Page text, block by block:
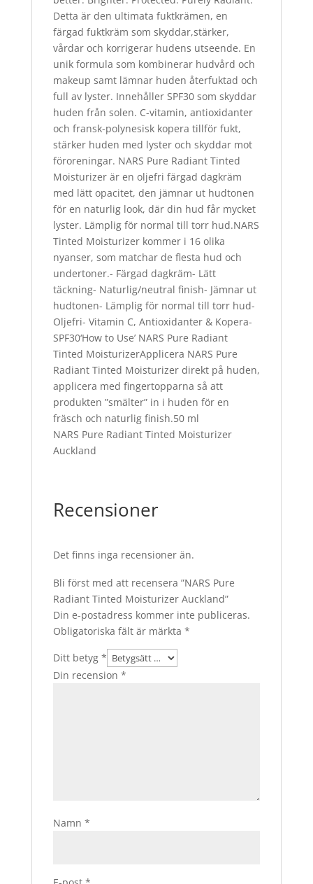
Detta är den ultimata fuktkrämen, en
färgad fuktkräm som skyddar,stärker,
vårdar och korrigerar hudens utseende. En
unik formula som kombinerar hudvård och
makeup samt lämnar huden återfuktad och
full av lyster. Innehåller SPF30 som skyddar
huden från solen. C-vitamin, antioxidanter
och fransk-polynesisk kopera tillför fukt,
stärker huden med lyster och skyddar mot
föroreningar. NARS Pure Radiant Tinted
Moisturizer är en oljefri färgad dagkräm
med lätt opacitet, den jämnar ut hudtonen
för en naturlig look, där din hud får mycket
lyster. Lämplig för normal till torr hud.NARS
Tinted Moisturizer kommer i 16 olika
nyanser, som matchar de flesta hud och
undertoner.- Färgad dagkräm- Lätt
täckning- Naturlig/neutral finish- Jämnar ut
hudtonen- Lämplig för normal till torr hud-
Oljefri- Vitamin C, Antioxidanter & Kopera-
SPF30‘How to Use’ NARS Pure Radiant
Tinted MoisturizerApplicera NARS Pure
Radiant Tinted Moisturizer direkt på huden,
applicera med fingertopparna så att
produkten ”smälter” in i huden för en
fräsch och naturlig finish.50 ml
NARS Pure Radiant Tinted Moisturizer
Auckland
Recensioner
Det finns inga recensioner än.
Bli först med att recensera ”NARS Pure
Radiant Tinted Moisturizer Auckland”
Din e-postadress kommer inte publiceras.
Obligatoriska fält är märkta *
Ditt betyg *
Din recension *
Namn *